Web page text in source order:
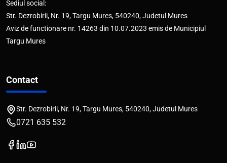
Sediul social:
Str. Dezrobirii, Nr. 19, Targu Mures, 540240, Judetul Mures
Aviz de functionare nr. 14263 din 10.07.2023 emis de Municipiul
Targu Mures
Contact
Str. Dezrobirii, Nr. 19, Targu Mures, 540240, Judetul Mures
0721 635 532